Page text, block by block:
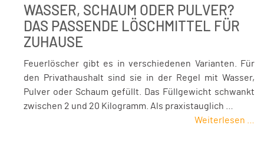
WASSER, SCHAUM ODER PULVER?
DAS PASSENDE LÖSCHMITTEL FÜR
ZUHAUSE
Feuerlöscher gibt es in verschiedenen Varianten. Für
den Privathaushalt sind sie in der Regel mit Wasser,
Pulver oder Schaum gefüllt. Das Füllgewicht schwankt
zwischen 2 und 20 Kilogramm. Als praxistauglich …
Weiterlesen …